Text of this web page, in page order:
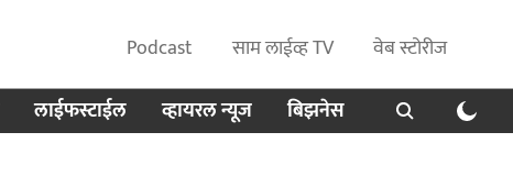
Podcast साम लाईव्ह TV
वेब स्टोरीज
लाईफस्टाईल व्हायरल न्यूज बिझनेस